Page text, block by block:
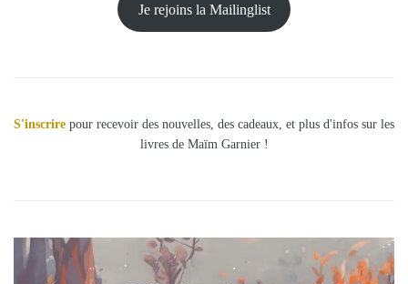
Je rejoins la Mailinglist
S'inscrire pour recevoir des nouvelles, des cadeaux, et plus d'infos sur les
livres de Maïm Garnier !